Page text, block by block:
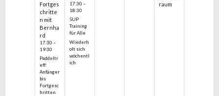
Fortges
chritte
n mit
Bernha
rd
17:30 –
19:30
Paddeltr
eff:
Anfänger
bis
Fortgesc
hritten
17:30 –
18:30
SUP
Training
für Alle
Wiederh
olt sich
wöchentl
ich
raum